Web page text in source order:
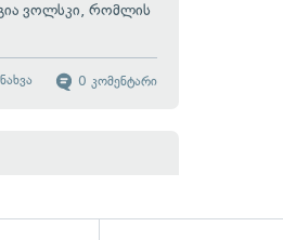
ვოლსკი, რომლის
0 კომენტარი
ნახვა